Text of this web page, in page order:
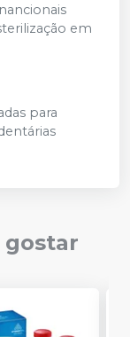
em
para
gostar